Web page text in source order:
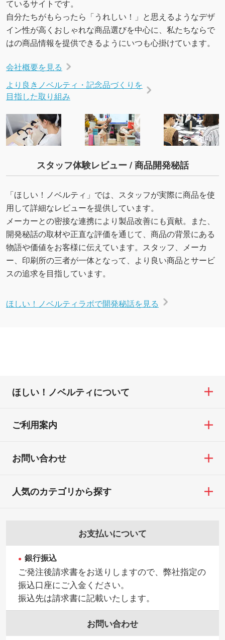
いたします。配置のご相談にも応じています。
→詳しく見る
ているサイトです。
自分たちがもらったら「うれしい！」と思えるようなデザ
イン性が高くおしゃれな商品選びを中心に、私たちならで
はの商品情報を提供できるようにいつも心掛けています。
会社概要を見る
より良きノベルティ・記念品づくりを
目指した取り組み
スタッフ体験レビュー / 商品開発秘話
「ほしい！ノベルティ」では、スタッフが実際に商品を使
用して詳細なレビューを提供しています。
メーカーとの密接な連携により製品改善にも貢献。また、
開発秘話の取材や正直な評価を通じて、商品の背景にある
物語や価値をお客様に伝えています。スタッフ、メーカ
ー、印刷所の三者が一体となって、より良い商品とサービ
スの追求を目指しています。
ほしい！ノベルティラボで開発秘話を見る
ほしい！ノベルティについて
ご利用案内
お問い合わせ
お支払いについて
銀行振込
ご発注後請求書をお送りしますので、弊社指定の
振込口座にご入金ください。
振込先は請求書に記載いたします。
お問い合わせ
人気のカテゴリから探す